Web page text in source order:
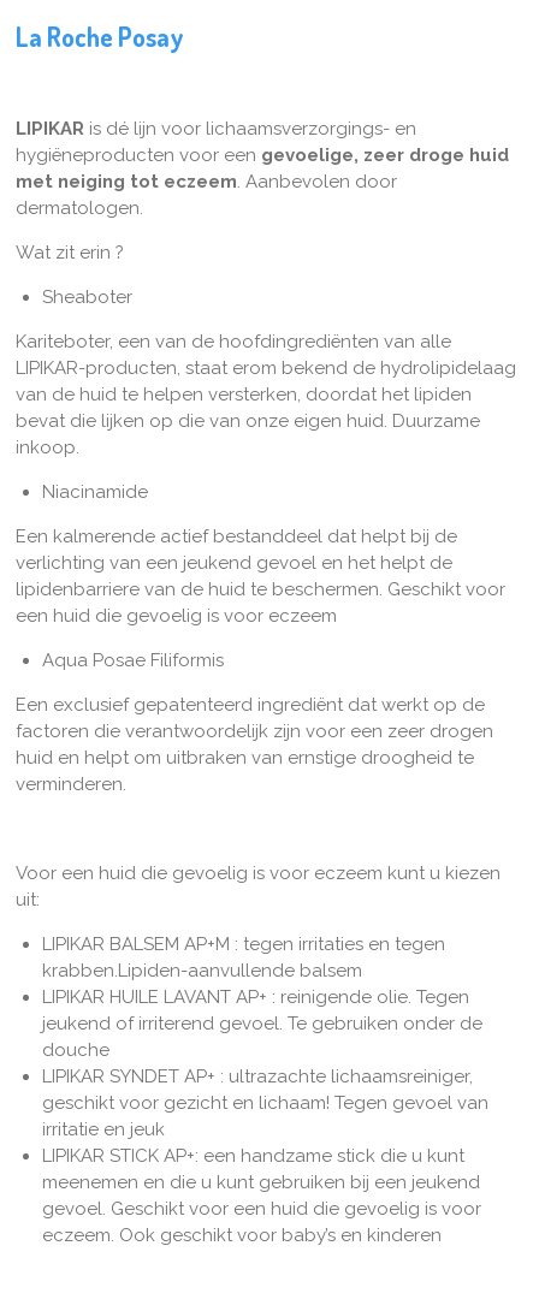
La Roche Posay
LIPIKARis dé lijn voor lichaamsverzorgings- en
hygiëneproducten voor een gevoelige, zeer droge huid
met neiging tot eczeem. Aanbevolen door
dermatologen.
Wat zit erin ?
Sheaboter
Kariteboter, een van de hoofdingrediënten van alle
LIPIKAR-producten, staat erom bekend de hydrolipidelaag
van de huid te helpen versterken, doordat het lipiden
bevat die lijken op die van onze eigen huid. Duurzame
inkoop.
Niacinamide
Een kalmerende actief bestanddeel dat helpt bij de
verlichting van een jeukend gevoel en het helpt de
lipidenbarriere van de huid te beschermen. Geschikt voor
een huid die gevoelig is voor eczeem
Aqua Posae Filiformis
Een exclusief gepatenteerd ingrediënt dat werkt op de
factoren die verantwoordelijk zijn voor een zeer drogen
huid en helpt om uitbraken van ernstige droogheid te
verminderen.
Voor een huid die gevoelig is voor eczeem kunt u kiezen
uit:
LIPIKAR BALSEM AP+M : tegen irritaties en tegen
krabben.Lipiden-aanvullende balsem
LIPIKAR HUILE LAVANT AP+ : reinigende olie. Tegen
jeukend of irriterend gevoel. Te gebruiken onder de
douche
LIPIKAR SYNDET AP+ : ultrazachte lichaamsreiniger,
geschikt voor gezicht en lichaam! Tegen gevoel van
irritatie en jeuk
LIPIKAR STICK AP+: een handzame stick die u kunt
meenemen en die u kunt gebruiken bij een jeukend
gevoel. Geschikt voor een huid die gevoelig is voor
eczeem. Ook geschikt voor baby’s en kinderen